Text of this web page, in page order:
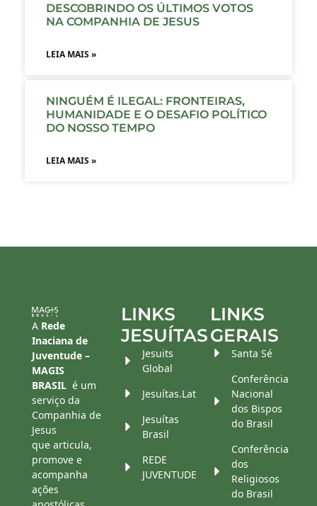
DESCOBRINDO OS ÚLTIMOS VOTOS
NA COMPANHIA DE JESUS
LEIA MAIS »
NINGUÉM É ILEGAL: FRONTEIRAS,
HUMANIDADE E O DESAFIO POLÍTICO
DO NOSSO TEMPO
LEIA MAIS »
A Rede
Inaciana de
Juventude –
MAGIS
BRASIL é um
serviço da
Companhia de
Jesus
que articula,
promove e
acompanha
ações
LINKS
JESUÍTAS
Jesuits
Global
Jesuítas.Lat
Jesuítas
Brasil
REDE
JUVENTUDE
LINKS
GERAIS
Santa Sé
Conferência
Nacional
dos Bispos
do Brasil
Conferência
dos
Religiosos
do Brasil